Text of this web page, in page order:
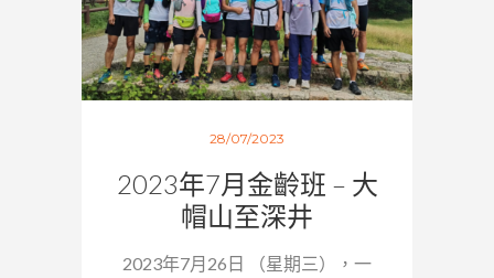
28/07/2023
2023年7月金齡班 – 大
帽山至深井
2023年7月26日 （星期三），一